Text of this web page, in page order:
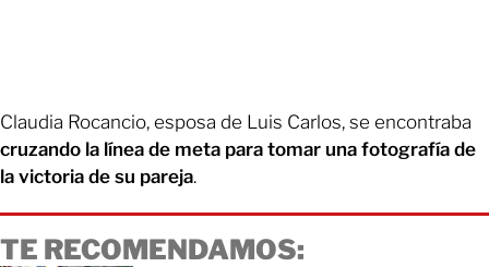
Claudia Rocancio, esposa de Luis Carlos, se encontraba
cruzando la línea de meta para tomar una fotografía de
la victoria de su pareja.
TE RECOMENDAMOS: